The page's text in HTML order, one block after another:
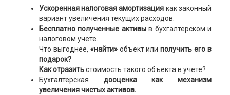
Ускоренная налоговая амортизация как законный
вариант увеличения текущих расходов.
Бесплатно полученные активыв бухгалтерском и
налоговом учете.
Что выгоднее, «найти»объект илиполучить его в
подарок?
Как отразитьстоимость такого объекта в учете?
Бухгалтерская дооценка как механизм
увеличения чистых активов.